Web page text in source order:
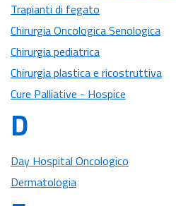
Trapianti di fegato
Chirurgia Oncologica Senologica
Chirurgia pediatrica
Chirurgia plastica e ricostruttiva
Cure Palliative - Hospice
D
Day Hospital Oncologico
Dermatologia